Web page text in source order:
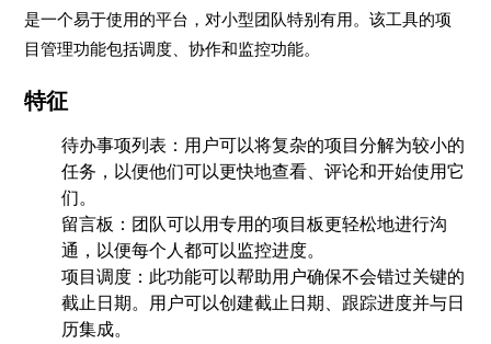
是一个易于使用的平台，对小型团队特别有用。该工具的项
目管理功能包括调度、协作和监控功能。
特征
待办事项列表：用户可以将复杂的项目分解为较小的
任务，以便他们可以更快地查看、评论和开始使用它
们。
留言板：团队可以用专用的项目板更轻松地进行沟
通，以便每个人都可以监控进度。
项目调度：此功能可以帮助用户确保不会错过关键的
截止日期。用户可以创建截止日期、跟踪进度并与日
历集成。